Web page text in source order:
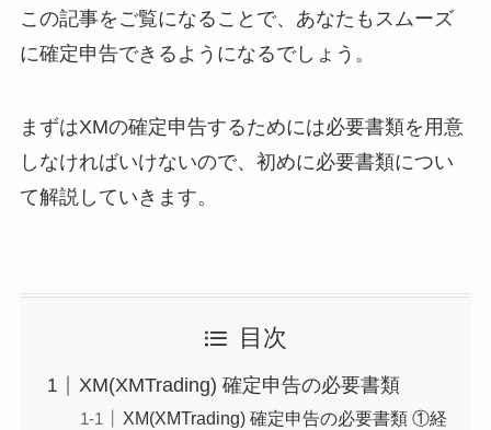
この記事をご覧になることで、あなたもスムーズ
に確定申告できるようになるでしょう。
まずはXMの確定申告するためには必要書類を用意
しなければいけないので、初めに必要書類につい
て解説していきます。
目次
XM(XMTrading) 確定申告の必要書類
XM(XMTrading) 確定申告の必要書類 ①経